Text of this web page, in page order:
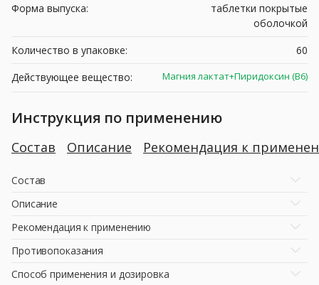
Форма выпуска:
таблетки покрытые
оболочкой
Количество в упаковке:
60
Действующее вещество:
Магния лактат+Пиридоксин (В6)
Инструкция по применению
Состав Описание Рекомендация к
Состав
Описание
Рекомендация к применению
Противопоказания
Способ применения и дозировка